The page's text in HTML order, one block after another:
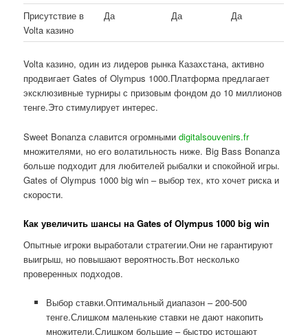
Присутствие в
Volta казино
Да Да Да
Volta казино, один из лидеров рынка Казахстана, активно
продвигает Gates of Olympus 1000.Платформа предлагает
эксклюзивные турниры с призовым фондом до 10 миллионов
тенге.Это стимулирует интерес.
Sweet Bonanza славится огромнымиdigitalsouvenirs.fr
множителями, но его волатильность ниже. Big Bass Bonanza
больше подходит для любителей рыбалки и спокойной игры.
Gates of Olympus 1000 big win – выбор тех, кто хочет риска и
скорости.
Как увеличить шансы на Gates of Olympus 1000 big win
Опытные игроки выработали стратегии.Они не гарантируют
выигрыш, но повышают вероятность.Вот несколько
проверенных подходов.
Выбор ставки.Оптимальный диапазон – 200-500
тенге.Слишком маленькие ставки не дают накопить
множители.Слишком большие – быстро истощают